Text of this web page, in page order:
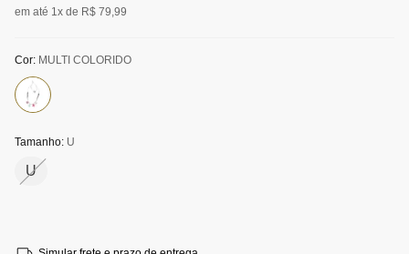
em até 1x de R$ 79,99
Cor: MULTI COLORIDO
Tamanho: U
U